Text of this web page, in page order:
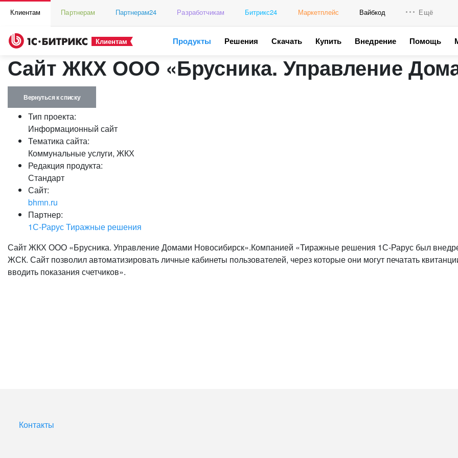
Клиентам Партнерам Партнерам24 Разработчикам Битрикс24 Маркетплейс Вайбкод Ещё
Клиентам Продукты Решения Скачать Купить Внедрение Помощь
Сайт ЖКХ ООО «Брусника. Управление
Вернуться к списку
Тип проекта:
Информационный сайт
Тематика сайта:
Коммунальные услуги, ЖКХ
Редакция продукта:
Стандарт
Сайт:
bhmn.ru
Партнер:
1С-Рарус Тиражные решения
Сайт ЖКХ ООО «Брусника. Управление Домами Новосибирск».Компанией «Тиражные решения 1С-Рарус был
ЖСК. Сайт позволил автоматизировать личные кабинеты пользователей, через которые они могут печатать
вводить показания счетчиков».
Контакты